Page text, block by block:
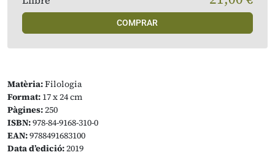
Matèria:Filologia
Format: 17 x 24 cm
Pàgines:250
ISBN:978-84-9168-310-0
EAN:9788491683100
Data d’edició:2019
COMPRAR